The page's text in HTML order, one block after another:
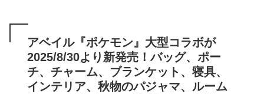
アベイル『ポケモン』大型コラボが
2025/8/30より新発売！バッグ、ポー
チ、チャーム、ブランケット、寝具、
インテリア、秋物のパジャマ、ルーム